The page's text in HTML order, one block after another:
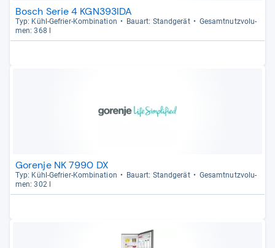
Bosch Serie 4 KGN393IDA
Typ: Kühl-​Gefrier-​Kom­bi­na­tion Bau­art: Stand­ge­rät
Gesamt­nutz­vo­lu­
men: 368 l
Gorenje NK 7990 DX
Typ: Kühl-​Gefrier-​Kom­bi­na­tion Bau­art: Stand­ge­rät
Gesamt­nutz­vo­lu­
men: 302 l